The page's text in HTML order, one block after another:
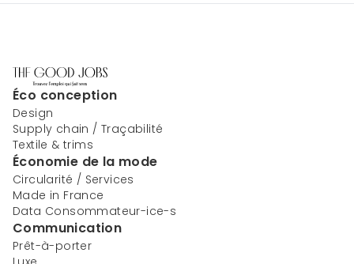
Éco conception
Design
Supply chain / Traçabilité
Textile & trims
Économie de la mode
Circularité / Services
Made in France
Data Consommateur-ice-s
Communication
Prêt-à-porter